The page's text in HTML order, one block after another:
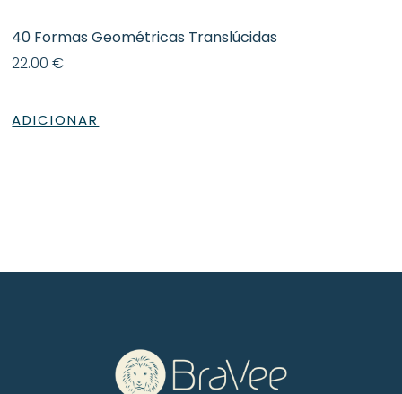
40 Formas Geométricas Translúcidas
22.00€
ADICIONAR